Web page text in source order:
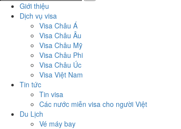
Giới thiệu
Dịch vụ visa
Visa Châu Á
Visa Châu Âu
Visa Châu Mỹ
Visa Châu Phi
Visa Châu Úc
Visa Việt Nam
Tin tức
Tin visa
Các nước miễn visa cho người Việt
Du Lịch
Vé máy bay